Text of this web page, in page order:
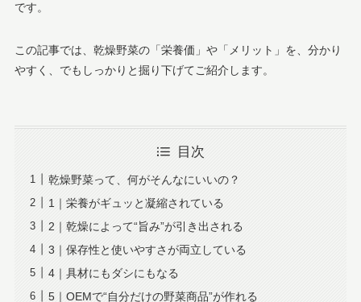
です。
この記事では、乾燥野菜の「栄養価」や「メリット」を、分かり
やすく、でもしっかりと掘り下げてご紹介します。
目次
乾燥野菜って、何がそんなにいいの？
1｜栄養がギュッと凝縮されている
2｜乾燥によって“旨み”が引き出される
3｜保存性と使いやすさが両立している
4｜具材にもダシにもなる
5｜OEMで“自分だけの野菜商品”が作れる